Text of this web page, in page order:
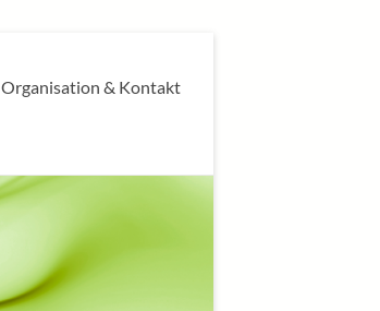
Organisation & Kontakt